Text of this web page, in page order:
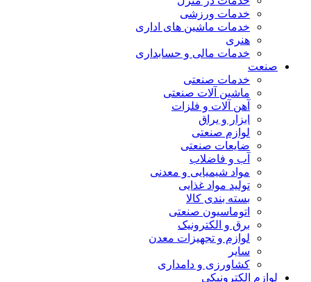
خدمات ورزشی
خدمات ماشین های اداری
هنری
خدمات مالی و حسابداری
صنعت
خدمات صنعتی
ماشین آلات صنعتی
آهن آلات و فلزات
ابزار و یراق
لوازم صنعتی
ضایعات صنعتی
آب و فاضلاب
مواد شیمیایی و معدنی
تولید مواد غذایی
بسته بندی کالا
اتوماسیون صنعتی
برق و الکترونیک
لوازم و تجهیزات معدن
سایر
کشاورزی و دامداری
لوازم الکترونیکی